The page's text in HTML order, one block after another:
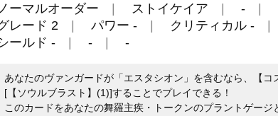
ノーマルオーダー ストイケイア
-
レード 2
パワー -
クリティカル -
ールド -
- -
あなたのヴァンガードが「エスタシオン」を含むなら、【コ
[【ソウルブラスト】(1)]することでプレイできる！
このカードをあなたの舞羅主疾・トークンのプラントゲージ